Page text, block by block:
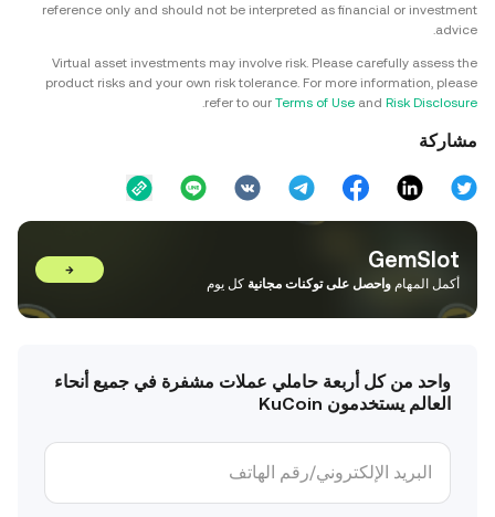
reference only and should not be interpreted as financial or investment
advice.
Virtual asset investments may involve risk. Please carefully assess the
product risks and your own risk tolerance. For more information, please
refer to our Terms of Use and Risk Disclosure
.
مشاركة
GemSlot
أكمل المهام واحصل على توكنات مجانية كل يوم
→
واحد من كل أربعة حاملي عملات مشفرة في جميع أنحاء
العالم يستخدمون KuCoin